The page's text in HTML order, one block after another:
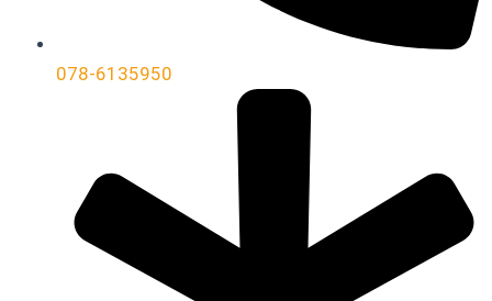
078-6135950